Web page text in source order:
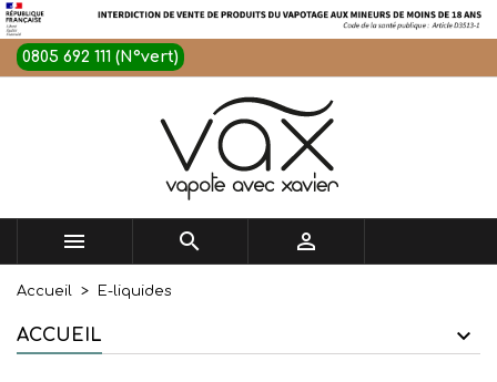
0805 692 111 (N°vert)
  
Accueil E-liquides
ACCUEIL